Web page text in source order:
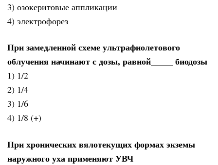
3) озокеритовые аппликации
4) электрофорез
При замедленной схеме ультрафиолетового
облучения начинают с дозы, равной_____ биодозы
1) 1/2
2) 1/4
3) 1/6
4) 1/8 (+)
При хронических вялотекущих формах экземы
наружного уха применяют УВЧ